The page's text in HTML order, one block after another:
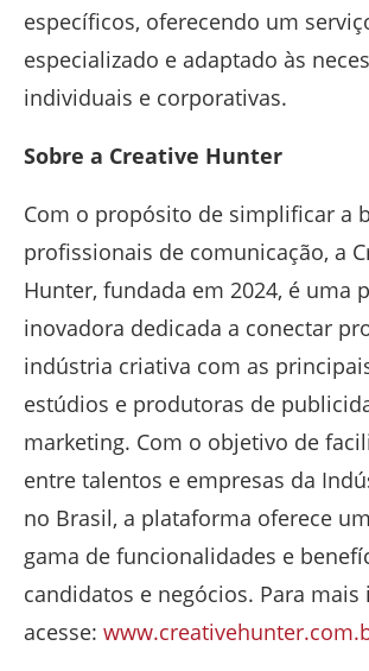
específicos, oferecendo um
especializado e adaptado às
individuais e corporativas.
Sobre a Creative Hunter
Com o propósito de simplificar a
profissionais de comunicação, a
Hunter, fundada em 2024, é uma
inovadora dedicada a conectar
indústria criativa com as
estúdios e produtoras de
marketing. Com o objetivo de
entre talentos e empresas da
no Brasil, a plataforma oferece
gama de funcionalidades e
candidatos e negócios. Para mais
acesse: